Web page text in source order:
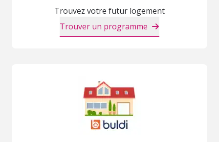
Trouvez votre futur logement
Trouver un programme